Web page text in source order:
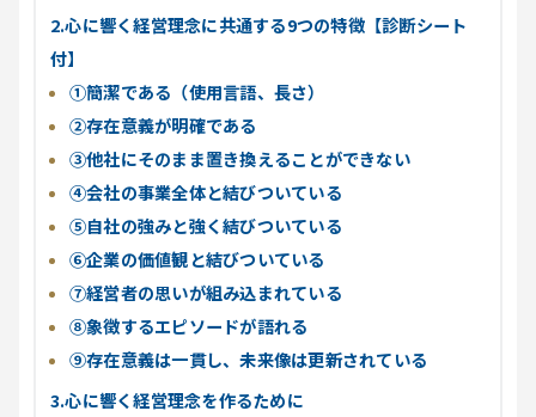
2.心に響く経営理念に共通する9つの特徴【診断シート
付】
①簡潔である（使用言語、長さ）
②存在意義が明確である
③他社にそのまま置き換えることができない
④会社の事業全体と結びついている
⑤自社の強みと強く結びついている
⑥企業の価値観と結びついている
⑦経営者の思いが組み込まれている
⑧象徴するエピソードが語れる
⑨存在意義は一貫し、未来像は更新されている
3.心に響く経営理念を作るために